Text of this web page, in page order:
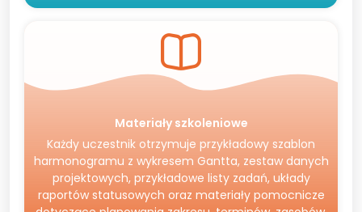
Materiały szkoleniowe
Każdy uczestnik otrzymuje przykładowy szablon
harmonogramu z wykresem Gantta, zestaw danych
projektowych, przykładowe listy zadań, układy
raportów statusowych oraz materiały pomocnicze